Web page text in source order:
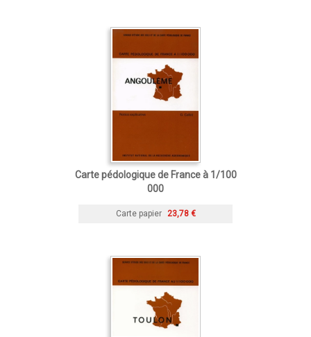
Carte pédologique de France à 1/100
000
Carte papier 23,78 €